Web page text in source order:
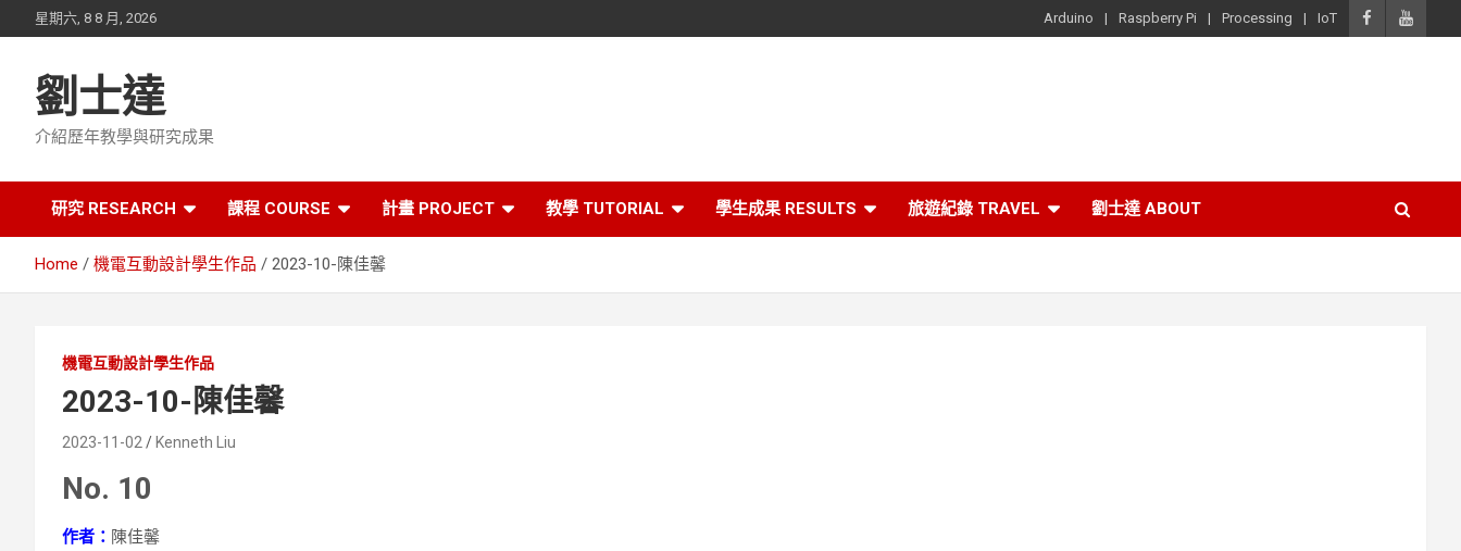
to
星期六, 8 8 月, 2026 Arduino Raspberry Pi Processing IoT
劉士達
介紹歷年教學與研究成果
研究 RESEARCH 課程 COURSE 計畫 PROJECT 教學 TUTORIAL 學生成果 RESULTS 旅遊紀錄 TRAVEL 劉士達 ABOUT
Home 機電互動設計學生作品 2023-10-陳佳馨
機電互動設計學生作品
2023-10-陳佳馨
2023-11-02 Kenneth Liu
No. 10
作者： 陳佳馨